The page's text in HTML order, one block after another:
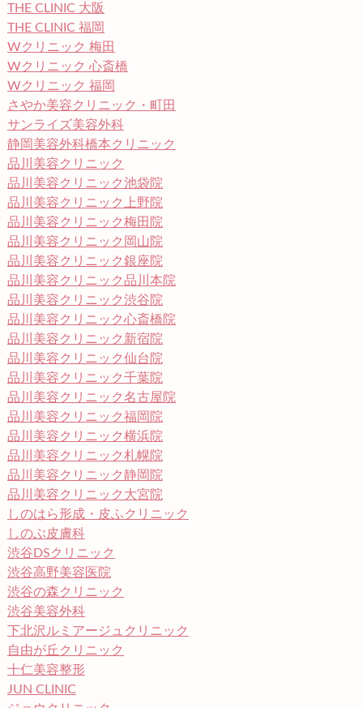
THE CLINIC 大阪
THE CLINIC 福岡
Wクリニック 梅田
Wクリニック 心斎橋
Wクリニック 福岡
さやか美容クリニック・町田
サンライズ美容外科
静岡美容外科橋本クリニック
品川美容クリニック
品川美容クリニック池袋院
品川美容クリニック上野院
品川美容クリニック梅田院
品川美容クリニック岡山院
品川美容クリニック銀座院
品川美容クリニック品川本院
品川美容クリニック渋谷院
品川美容クリニック心斎橋院
品川美容クリニック新宿院
品川美容クリニック仙台院
品川美容クリニック千葉院
品川美容クリニック名古屋院
品川美容クリニック福岡院
品川美容クリニック横浜院
品川美容クリニック札幌院
品川美容クリニック静岡院
品川美容クリニック大宮院
しのはら形成・皮ふクリニック
しのぶ皮膚科
渋谷DSクリニック
渋谷高野美容医院
渋谷の森クリニック
渋谷美容外科
下北沢ルミアージュクリニック
自由が丘クリニック
十仁美容整形
JUN CLINIC